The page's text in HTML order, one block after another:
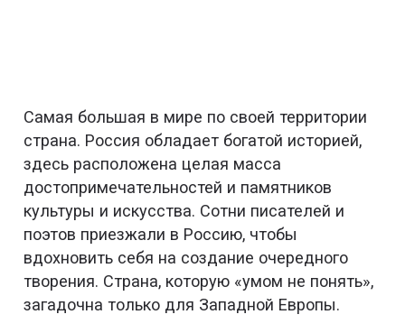
Самая большая в мире по своей территории
страна. Россия обладает богатой историей,
здесь расположена целая масса
достопримечательностей и памятников
культуры и искусства. Сотни писателей и
поэтов приезжали в Россию, чтобы
вдохновить себя на создание очередного
творения. Страна, которую «умом не понять»,
загадочна только для Западной Европы.